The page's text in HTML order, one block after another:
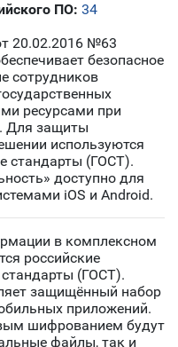
ПО: 34
20.02.2016 №63
безопасное
сотрудников
ресурсами при
Для защиты
используются
стандарты (ГОСТ).
доступно для
iOS и Android.
в комплексном
российские
(ГОСТ).
защищённый набор
приложений.
шифрованием будут
файлы, так и